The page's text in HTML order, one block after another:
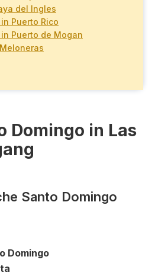
del Ingles
Puerto Rico
Puerto de Mogan
Domingo in Las
Santo Domingo
Domingo